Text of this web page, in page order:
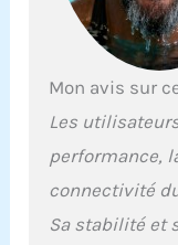
Mon avis sur
Les
performance,
connectivité
Sa stabilité et